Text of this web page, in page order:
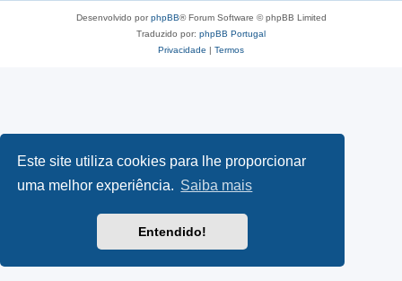
Este site utiliza cookies para lhe proporcionar
uma melhor experiência. Saiba mais
Entendido!
Desenvolvido porphpBB® Forum Software © phpBB Limited
Traduzido por: phpBB Portugal
Privacidade | Termos